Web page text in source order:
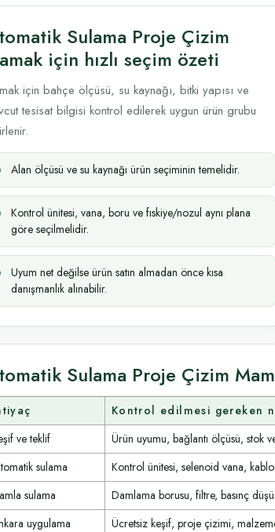
Sulama Proje Çizim
için hızlı seçim özeti
için bahçe ölçüsü, su kaynağı, bitki yapısı ve
tesisat bilgisi kontrol edilerek uygun ürün grubu
Alan ölçüsü ve su kaynağı ürün seçiminin temelidir.
Kontrol ünitesi, vana, boru ve fıskiye/nozul aynı plana
göre seçilmelidir.
Uyum net değilse ürün satın almadan önce kısa
danışmanlık alınabilir.
Sulama Proje Çizim
Kontrol edilmesi gereken
ve teklif
Ürün uyumu, bağlantı ölçüsü, stok
sulama
Kontrol ünitesi, selenoid vana,
sulama
Damlama borusu, filtre, basınç
uygulama
Ücretsiz keşif, proje çizimi,